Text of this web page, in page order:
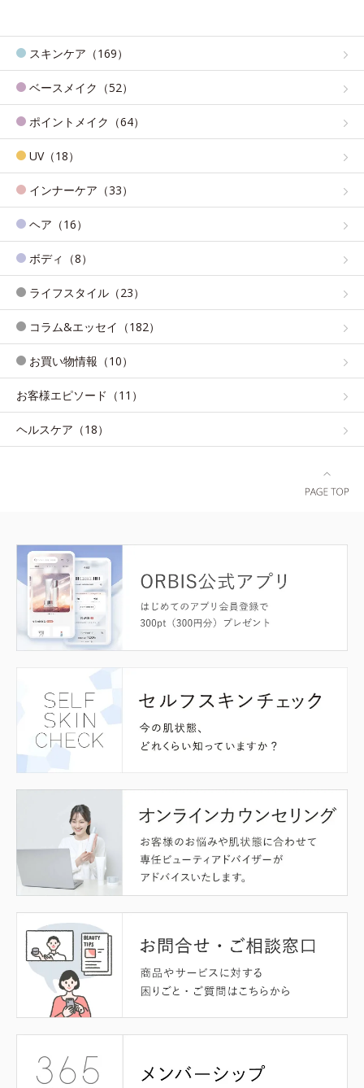
スキンケア（169）
ベースメイク（52）
ポイントメイク（64）
UV（18）
インナーケア（33）
ヘア（16）
ボディ（8）
ライフスタイル（23）
コラム&エッセイ（182）
お買い物情報（10）
お客様エピソード（11）
ヘルスケア（18）